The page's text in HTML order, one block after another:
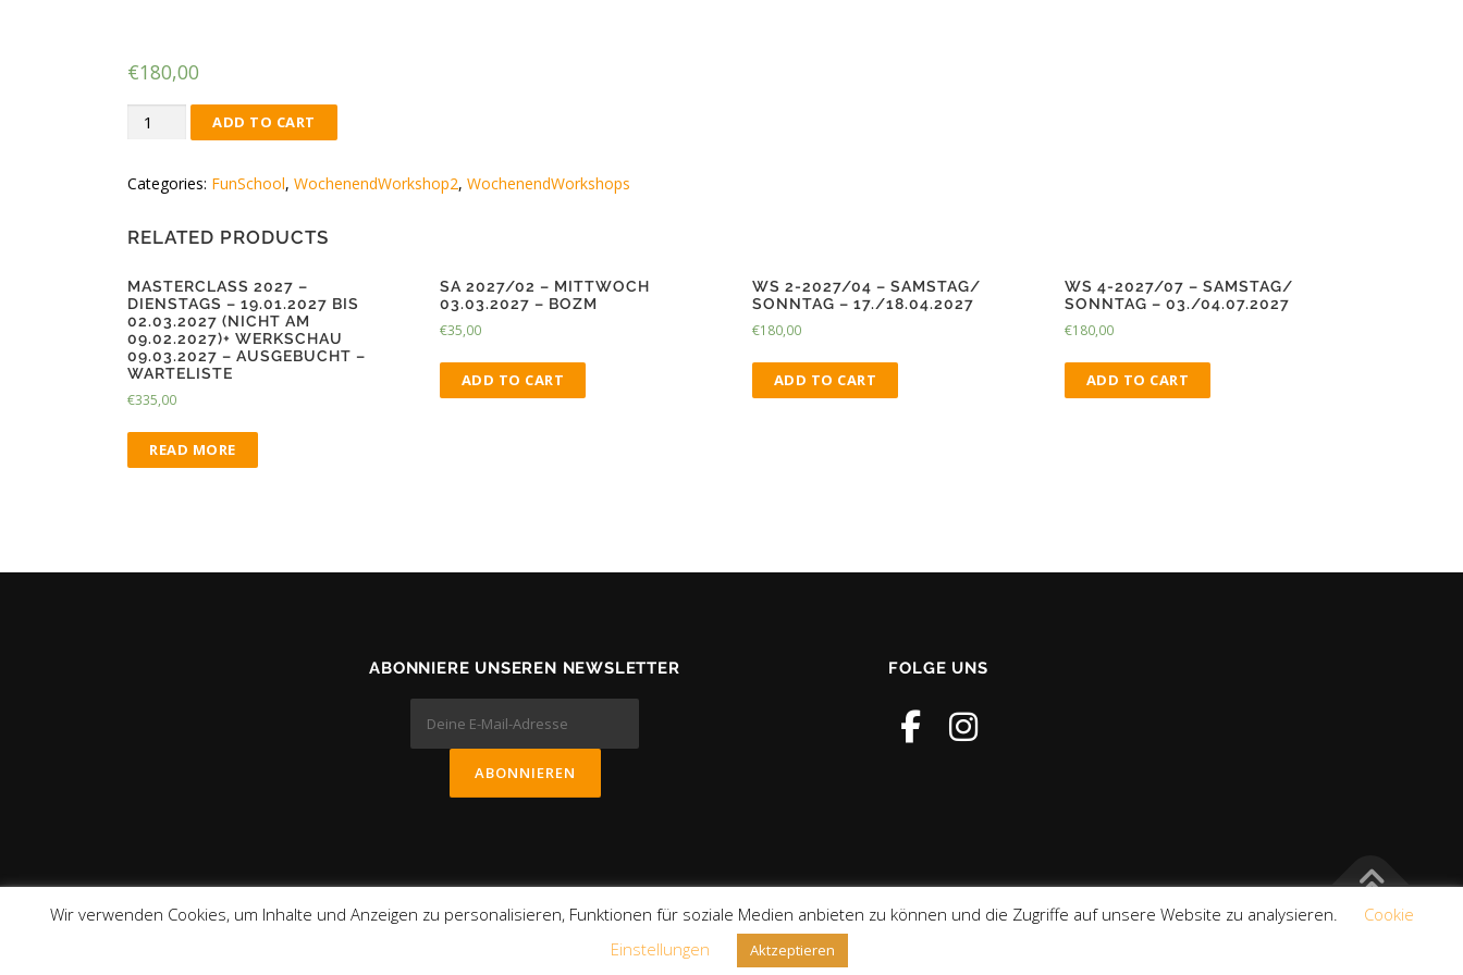
€180,00
WS
-
Sonntag
10./11.10.2026
quantity
ADD TO CART
Categories: FunSchool, WochenendWorkshop2, WochenendWorkshops
RELATED PRODUCTS
MASTERCLASS 2027 –
DIENSTAGS – 19.01.2027 BIS
02.03.2027 (NICHT AM
09.02.2027)+ WERKSCHAU
09.03.2027 – AUSGEBUCHT –
WARTELISTE
€335,00
READ MORE
SA 2027/02 – MITTWOCH
03.03.2027 – BOZM
€35,00
ADD TO CART
WS 2-2027/04 – SAMSTAG/
SONNTAG – 17./18.04.2027
€180,00
ADD TO CART
WS 4-2027/07 – SAMSTAG/
SONNTAG – 03./04.07.2027
€180,00
ADD TO CART
ABONNIERE UNSEREN NEWSLETTER FOLGE UNS
Copyright © 2026 TATwort
Wir verwenden Cookies, um Inhalte und Anzeigen zu personalisieren, Funktionen für soziale Medien anbieten zu können und die Zugriffe auf unsere Website zu analysieren.
Cookie
Einstellungen
Aktzeptieren